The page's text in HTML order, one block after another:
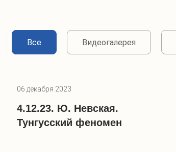
Все Видеогалерея
06 декабря 2023
4.12.23. Ю. Невская.
Тунгусский феномен